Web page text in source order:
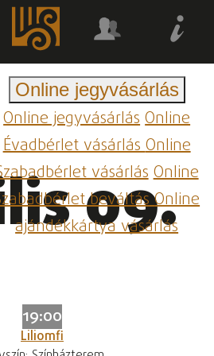
Online jegyvásárlás
Online jegyvásárlásOnline
Évadbérlet vásárlásOnline
vásárlásOnline
beváltásOnline
ajándékkártya vásárlás
09.
19:00
Liliomfi